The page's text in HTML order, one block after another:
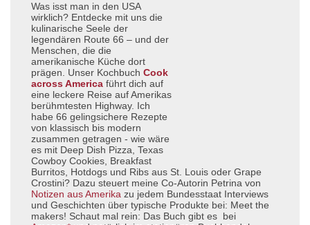
Was isst man in den USA
wirklich? Entdecke mit uns die
kulinarische Seele der
legendären Route 66 – und der
Menschen, die die
amerikanische Küche dort
prägen. Unser Kochbuch Cook
across America führt dich auf
eine leckere Reise auf Amerikas
berühmtesten Highway. Ich
habe 66 gelingsichere Rezepte
von klassisch bis modern
zusammen getragen - wie wäre
es mit Deep Dish Pizza, Texas
Cowboy Cookies, Breakfast
Burritos, Hotdogs und Ribs aus St. Louis oder Grape
Crostini? Dazu steuert meine Co-Autorin Petrina von
Notizen aus Amerika zu jedem Bundesstaat Interviews
und Geschichten über typische Produkte bei: Meet the
makers! Schaut mal rein: Das Buch gibt es bei